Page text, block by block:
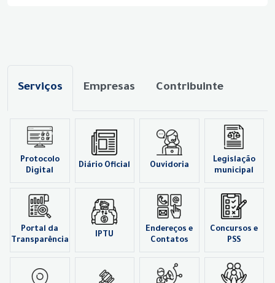
Serviços Empresas Contribuinte
Protocolo
Digital
Diário Oficial Ouvidoria
Legislação
municipal
Portal da
Transparência
IPTU
Endereços e
Contatos
Concursos e
PSS